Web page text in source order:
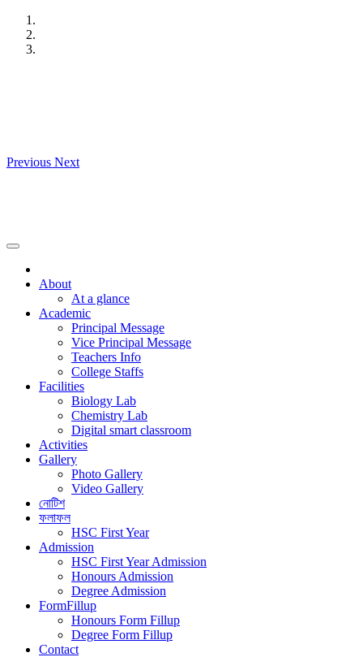
Skip
content
Previous Next
About
At a glance
Academic
Principal Message
Vice Principal Message
Teachers Info
College Staffs
Facilities
Biology Lab
Chemistry Lab
Digital smart classroom
Activities
Gallery
Photo Gallery
Video Gallery
নোটিশ
ফলাফল
HSC First Year
Admission
HSC First Year Admission
Honours Admission
Degree Admission
FormFillup
Honours Form Fillup
Degree Form Fillup
Contact